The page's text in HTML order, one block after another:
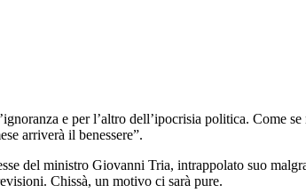
e per l’altro dell’ipocrisia politica. Come
arriverà il benessere”.
del ministro Giovanni Tria, intrappolato suo
Chissà, un motivo ci sarà pure.